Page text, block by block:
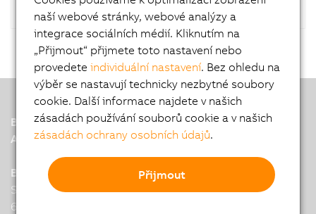
B&R
A member of the ABB Group
B&R Headquarters: Brno
Stranskeho 39
616 00 Brno
naší webové stránky, webové analýzy a
integrace sociálních médií. Kliknutím na
„Přijmout“ přijmete toto nastavení nebo
provedeteindividuální nastavení. Bez ohledu na
výběr se nastavují technicky nezbytné soubory
cookie. Další informace najdete v našich
zásadách používání souborů cookie a v našich
zásadách ochrany osobních údajů.
Přijmout